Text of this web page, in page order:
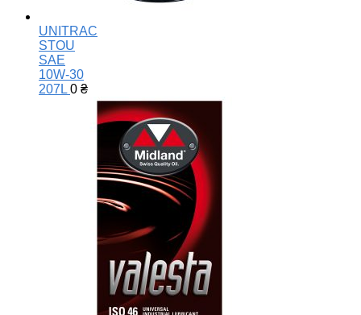
UNITRAC
STOU
SAE
10W-30
207L 0 ₴